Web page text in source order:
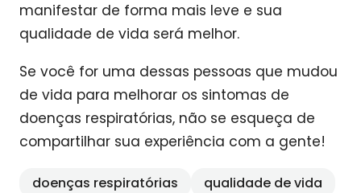
manifestar de forma mais leve e sua
qualidade de vida será melhor.
Se você for uma dessas pessoas que mudou
de vida para melhorar os sintomas de
doenças respiratórias, não se esqueça de
compartilhar sua experiência com a gente!
doenças respiratórias
qualidade de vida